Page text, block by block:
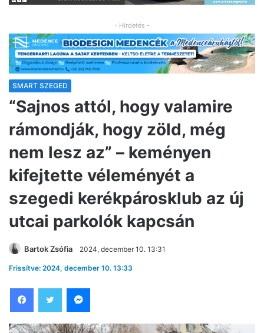
- Hirdetés -
SMART SZEGED
“Sajnos attól, hogy valamire
rámondják, hogy zöld, még
nem lesz az” – keményen
kifejtette véleményét a
szegedi kerékpárosklub az új
utcai parkolók kapcsán
Bartok Zsófia 2024, december 10. 13:31
Frissítve: 2024, december 10. 13:33